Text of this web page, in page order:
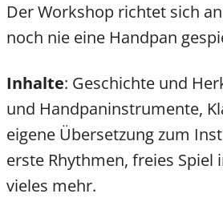
Der Workshop richtet sich
noch nie eine Handpan
Inhalte: Geschichte und
und Handpaninstrumente,
eigene Übersetzung zum
erste Rhythmen, freies Spiel
vieles mehr.